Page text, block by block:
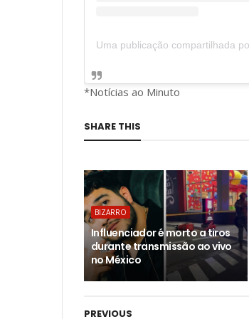
*Notícias ao Minuto
SHARE THIS
BIZARRO
Influenciador é morto a tiros
durante transmissão ao vivo
no México
PREVIOUS